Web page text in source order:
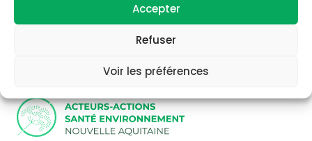
Accepter
Refuser
Voir les préférences